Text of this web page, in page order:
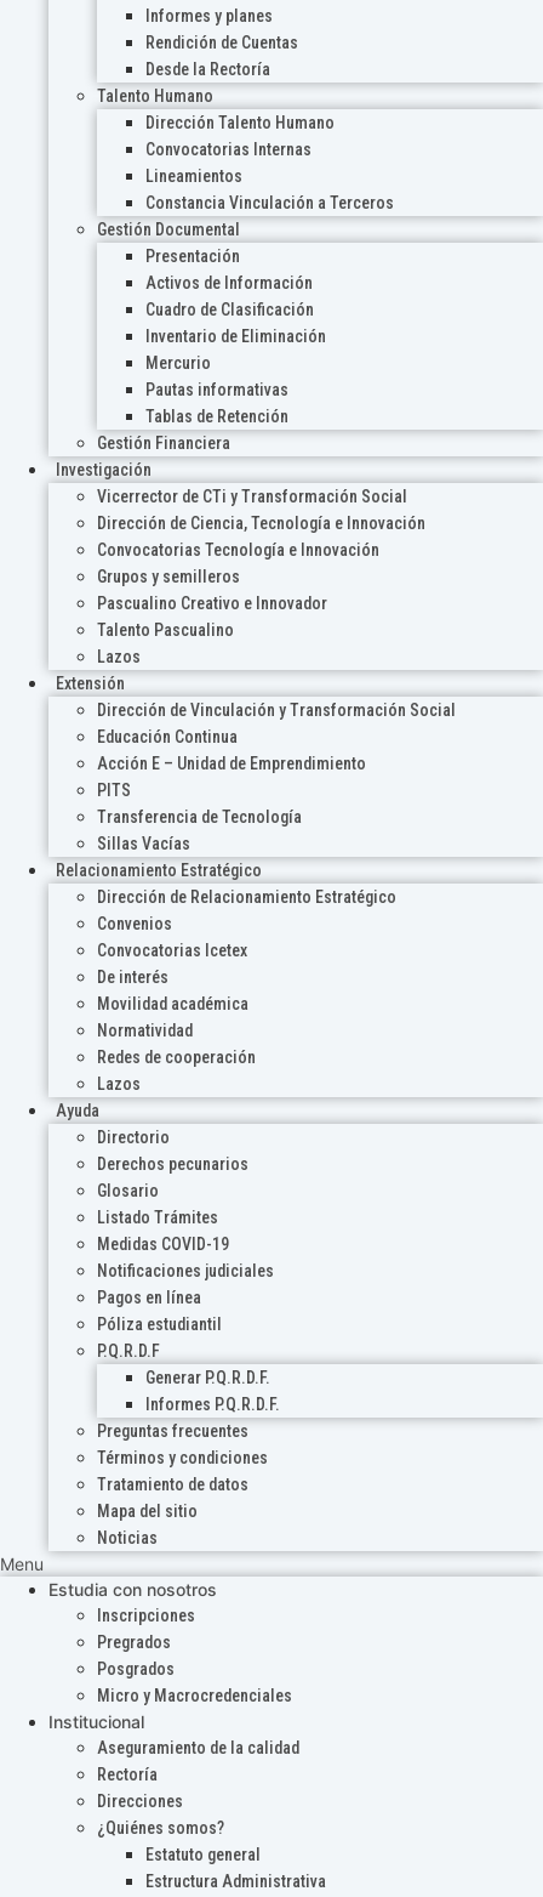
Informes y planes
Rendición de Cuentas
Desde la Rectoría
Talento Humano
Dirección Talento Humano
Convocatorias Internas
Lineamientos
Constancia Vinculación a Terceros
Gestión Documental
Presentación
Activos de Información
Cuadro de Clasificación
Inventario de Eliminación
Mercurio
Pautas informativas
Tablas de Retención
Gestión Financiera
Investigación
Vicerrector de CTi y Transformación Social
Dirección de Ciencia, Tecnología e Innovación
Convocatorias Tecnología e Innovación
Grupos y semilleros
Pascualino Creativo e Innovador
Talento Pascualino
Lazos
Extensión
Dirección de Vinculación y Transformación Social
Educación Continua
Acción E – Unidad de Emprendimiento
PITS
Transferencia de Tecnología
Sillas Vacías
Relacionamiento Estratégico
Dirección de Relacionamiento Estratégico
Convenios
Convocatorias Icetex
De interés
Movilidad académica
Normatividad
Redes de cooperación
Lazos
Ayuda
Directorio
Derechos pecunarios
Glosario
Listado Trámites
Medidas COVID-19
Notificaciones judiciales
Pagos en línea
Póliza estudiantil
P.Q.R.D.F
Generar P.Q.R.D.F.
Informes P.Q.R.D.F.
Preguntas frecuentes
Términos y condiciones
Tratamiento de datos
Mapa del sitio
Noticias
Menu
Estudia con nosotros
Inscripciones
Pregrados
Posgrados
Micro y Macrocredenciales
Institucional
Aseguramiento de la calidad
Rectoría
Direcciones
¿Quiénes somos?
Estatuto general
Estructura Administrativa